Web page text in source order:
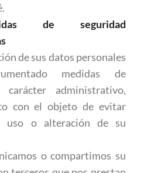
de seguridad
de sus datos personales
medidas de
carácter administrativo,
con el objeto de evitar
uso o alteración de su
o compartimos su